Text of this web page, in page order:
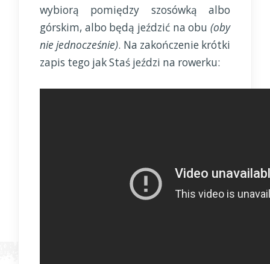
wybiorą pomiędzy szosówką albo
górskim, albo będą jeździć na obu (oby
nie jednocześnie). Na zakończenie krótki
zapis tego jak Staś jeździ na rowerku: